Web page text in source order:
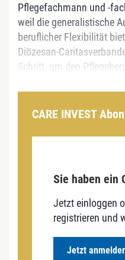
Pflegefachmann und -
weil die generalistische
beruflicher Flexibilität
Diözesan-
Schritt, um den
CARE INVEST
Sie haben ein
Jetzt einloggen
registrieren und
Jetzt